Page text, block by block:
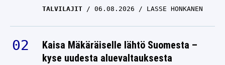
TALVILAJIT 06.08.2026 LASSE HONKANEN
Kaisa Mäkäräiselle lähtö Suomesta –
kyse uudesta aluevaltauksesta